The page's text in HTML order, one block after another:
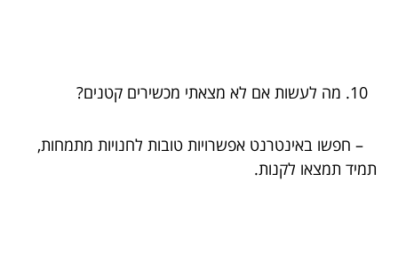
מה לעשות אם לא מצאתי מכשירים קטנים?
– חפשו באינטרנט אפשרויות טובות לחנויות מתמחות,
תמיד תמצאו לקנות.